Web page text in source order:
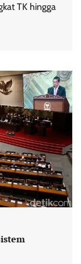
TK hingga